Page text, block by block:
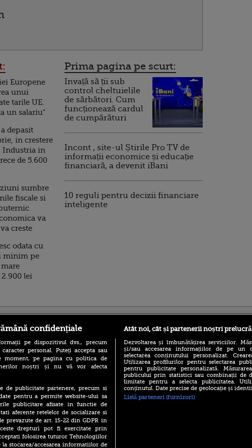
Europene
unui
tarile UE.
un salariu"
depasit
in crestere
Industria in
de 5.600
sumbre
fiscale si
va
creste
odata cu
minim pe
lei
Prima pagina pe scurt:
Invață să ții sub
control cheltuielile
de sărbători. Cum
funcționează cardul
de cumpărături
Incont , site-ul Știrile Pro TV de
informații economice și educație
financiară, a devenit iBani
10 reguli pentru decizii financiare
inteligente
(P) Descoperă Lumea
Evenimentelor din România
confidențiale
pe dispozitivul dvs., precum
personal. Puteți accepta sau
moment, pe pagina cu politica de
noștri și nu vă vor afecta
de publicitate partenere, precum si
pentru a permite website-ului sa
publicitare afisate in functie de
aferente retelelor de socializare si
prevazute de art. 15-22 din GDPR in
drepturi pot fi exercitate prin
folosirea tuturor Tehnologiilor
stocarea/accesarea informatiilor de
Atât noi, cât și partenerii noștri
Dezvoltarea și îmbunătățirea serviciilor.
și/sau accesarea informațiilor de pe un
selectarea conținutului personalizat.
Utilizarea profilurilor pentru selectarea
pentru publicitate personalizată.
publicului prin statistici sau combinații de
limitate pentru a selecta publicitatea.
conținutul. Date precise de geolocație și
Listă parteneri (furnizori)